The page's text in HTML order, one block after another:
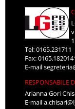
Tel: 0165.231711
Fax:
E-mail
RESPONSABILE
Arianna Gori
E-mail